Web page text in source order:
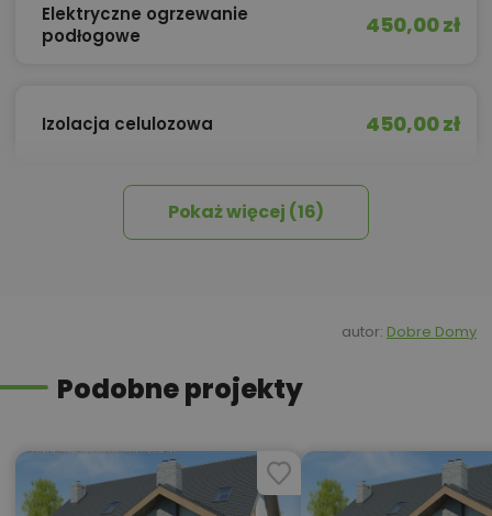
Elektryczne ogrzewanie
podłogowe
450,00 zł
Izolacja celulozowa 450,00 zł
Kredyt hipoteczny z operatem za
450,00 zł
Pakiet rozwiązań
Pokaż więcej (16)
autor: Dobre Domy
Podobne projekty